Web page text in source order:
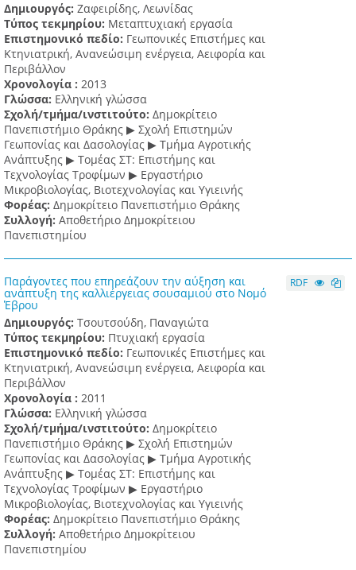
Δημιουργός: Ζαφειρίδης, Λεωνίδας
Τύπος τεκμηρίου: Μεταπτυχιακή εργασία
Επιστημονικό πεδίο: Γεωπονικές Επιστήμες και
Κτηνιατρική, Ανανεώσιμη ενέργεια, Αειφορία και
Περιβάλλον
Χρονολογία : 2013
Γλώσσα: Ελληνική γλώσσα
Σχολή/τμήμα/ινστιτούτο: Δημοκρίτειο
Πανεπιστήμιο Θράκης ▶ Σχολή Επιστημών
Γεωπονίας και Δασολογίας ▶ Τμήμα Αγροτικής
Ανάπτυξης ▶ Τομέας ΣΤ: Επιστήμης και
Τεχνολογίας Τροφίμων ▶ Εργαστήριο
Μικροβιολογίας, Βιοτεχνολογίας και Υγιεινής
Φορέας: Δημοκρίτειο Πανεπιστήμιο Θράκης
Συλλογή: Αποθετήριο Δημοκρίτειου
Πανεπιστημίου
Παράγοντες που επηρεάζουν την αύξηση και
ανάπτυξη της καλλιέργειας σουσαμιού στο Νομό
Έβρου
Δημιουργός: Τσουτσούδη, Παναγιώτα
Τύπος τεκμηρίου: Πτυχιακή εργασία
Επιστημονικό πεδίο: Γεωπονικές Επιστήμες και
Κτηνιατρική, Ανανεώσιμη ενέργεια, Αειφορία και
Περιβάλλον
Χρονολογία : 2011
Γλώσσα: Ελληνική γλώσσα
Σχολή/τμήμα/ινστιτούτο: Δημοκρίτειο
Πανεπιστήμιο Θράκης ▶ Σχολή Επιστημών
Γεωπονίας και Δασολογίας ▶ Τμήμα Αγροτικής
Ανάπτυξης ▶ Τομέας ΣΤ: Επιστήμης και
Τεχνολογίας Τροφίμων ▶ Εργαστήριο
Μικροβιολογίας, Βιοτεχνολογίας και Υγιεινής
Φορέας: Δημοκρίτειο Πανεπιστήμιο Θράκης
Συλλογή: Αποθετήριο Δημοκρίτειου
Πανεπιστημίου
RDF